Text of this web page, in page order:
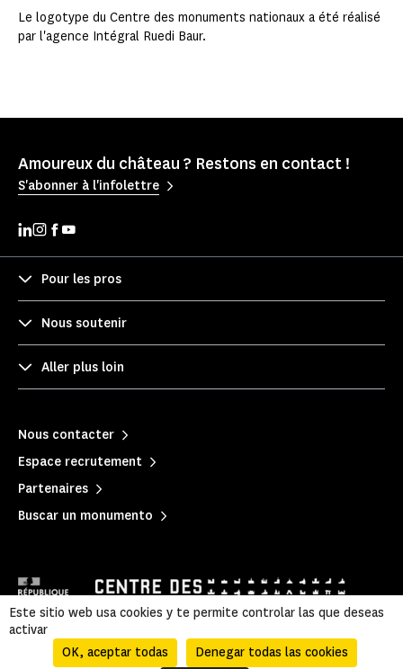
Le logotype du Centre des monuments nationaux a été réalisé
par l'agence Intégral Ruedi Baur.
Amoureux du château ? Restons en contact !
S'abonner à l'infolettre
Pour les pros
Nous soutenir
Aller plus loin
Nous contacter
Espace recrutement
Partenaires
Buscar un monumento
Mentions légales Política de privacidad
Este sitio web usa cookies y te permite controlar las que deseas
activar
OK, aceptar todas
Denegar todas las cookies